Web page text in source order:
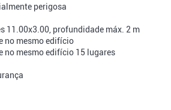
perigosa
11.00x3.00, profundidade máx. 2 m
no mesmo edifício
no mesmo edifício 15 lugares